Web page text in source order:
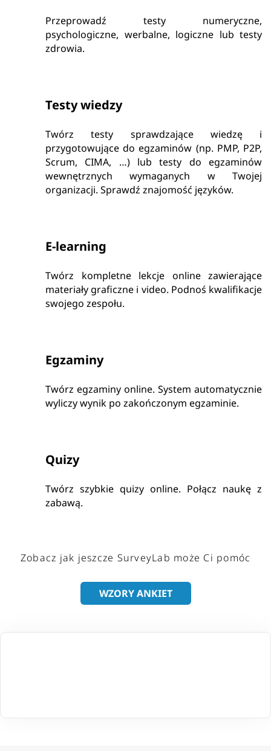
Przeprowadź testy numeryczne,
psychologiczne, werbalne, logiczne lub testy
zdrowia.
Testy wiedzy
Twórz testy sprawdzające wiedzę i
przygotowujące do egzaminów (np. PMP, P2P,
Scrum, CIMA, …) lub testy do egzaminów
wewnętrznych wymaganych w Twojej
organizacji. Sprawdź znajomość języków.
E-learning
Twórz kompletne lekcje online zawierające
materiały graficzne i video. Podnoś kwalifikacje
swojego zespołu.
Egzaminy
Twórz egzaminy online. System automatycznie
wyliczy wynik po zakończonym egzaminie.
Quizy
Twórz szybkie quizy online. Połącz naukę z
zabawą.
WZORY ANKIET
Zobacz jak jeszcze SurveyLab może Ci pomóc